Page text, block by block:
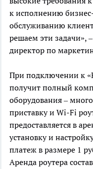
к исполнению
обслуживанию
решаем эти задачи»,
директор по
При подключении к
получит полный
оборудования –
приставку и Wi-Fi
предоставляется в
установку и
платеж в размере 1
Аренда роутера